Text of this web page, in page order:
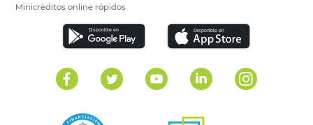
Minicréditos online rápidos